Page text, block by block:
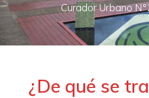
Curador Urbano
¿De qué se